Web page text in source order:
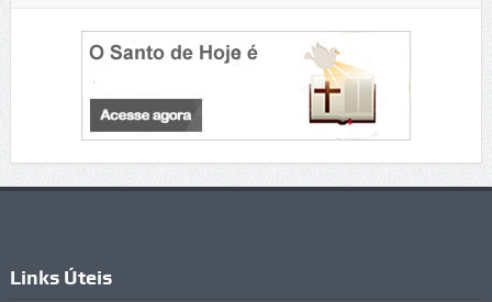
Links Úteis